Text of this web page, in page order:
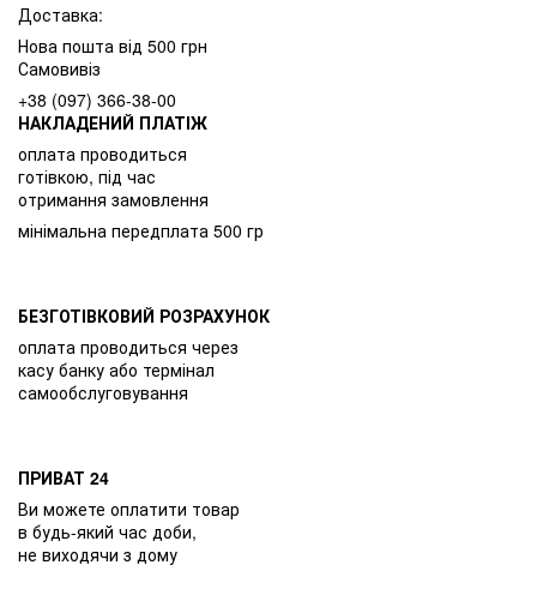
Доставка:
Нова пошта від 500 грн
Самовивіз
+38 (097) 366-38-00
НАКЛАДЕНИЙ ПЛАТІЖ
оплата проводиться
готівкою, під час
отримання замовлення
мінімальна передплата 500 гр
БЕЗГОТІВКОВИЙ РОЗРАХУНОК
оплата проводиться через
касу банку або термінал
самообслуговування
ПРИВАТ 24
Ви можете оплатити товар
в будь-який час доби,
не виходячи з дому